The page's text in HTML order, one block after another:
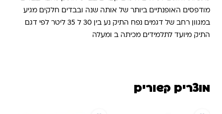
מודפסים האופנתיים ביותר של אותה שנה ובבדים חלקים מגיע
במגוון רחב של דגמים נפח התיק נע בין 30 ל 35 ליטר לפי דגם
התיק מיועד לתלמידים מכיתה ב ומעלה
מוצרים קשורים